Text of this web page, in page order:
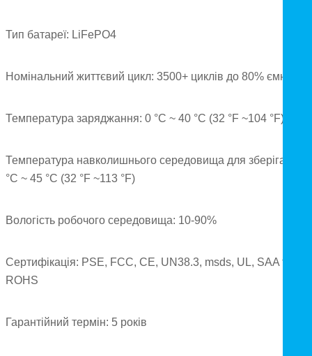
Тип батареї: LiFePO4
Номінальний життєвий цикл: 3500+ циклів до 80% ємності
Температура заряджання: 0 °C ~ 40 °C (32 °F ~104 °F)
Температура навколишнього середовища для зберігання:
°C ~ 45 °C (32 °F ~113 °F)
Вологість робочого середовища: 10-90%
Сертифікація: PSE, FCC, CE, UN38.3, msds, UL, SAA та
ROHS
Гарантійний термін: 5 років